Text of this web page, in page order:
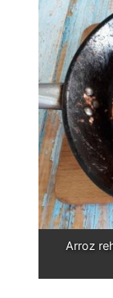
Arroz